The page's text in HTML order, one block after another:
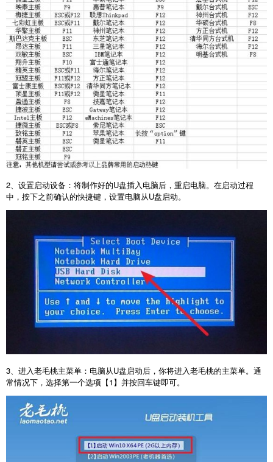
2、设置启动设备：将制作好的U盘插入电脑后，重启电脑。在启动过程
中，按下之前确认的快捷键，设置电脑从U盘启动。
3、进入老毛桃主菜单：电脑从U盘启动后，你将进入老毛桃的主菜单。通
常情况下，选择第一个选项【1】并按回车键即可。